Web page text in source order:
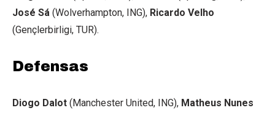
José Sá (Wolverhampton, ING), Ricardo Velho
(Gençlerbirligi, TUR).
Defensas
Diogo Dalot (Manchester United, ING), Matheus Nunes